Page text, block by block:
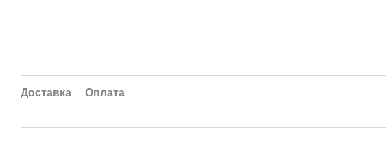
Доставка Оплата